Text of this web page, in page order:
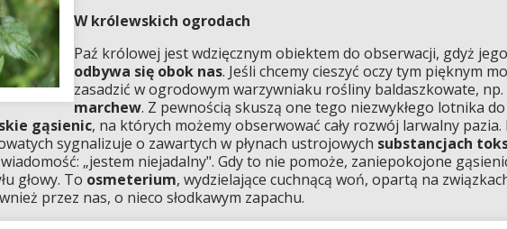
W królewskich ogrodach
Paź królowej jest wdzięcznym obiektem do obserwacji, gdyż
odbywa się obok nas. Jeśli chcemy cieszyć oczy tym pięknym
zasadzić w ogrodowym warzywniaku rośliny baldaszkowate, np.
marchew. Z pewnością skuszą one tego niezwykłego lotnika
gąsienic, na których możemy obserwować cały rozwój larwalny pazia.
sygnalizuje o zawartych w płynach ustrojowych substancjach
„jestem niejadalny". Gdy to nie pomoże, zaniepokojone
głowy. To osmeterium, wydzielające cuchnącą woń, opartą na
przez nas, o nieco słodkawym zapachu.